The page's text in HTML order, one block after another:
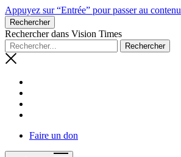
Appuyez sur “Entrée” pour passer au contenu
Rechercher
Rechercher dans Vision Times
Faire un don